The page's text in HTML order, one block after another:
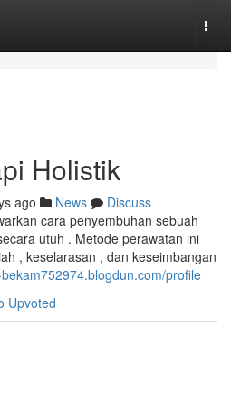
Holistik
ago News
Discuss
cara penyembuhan sebuah
utuh . Metode perawatan ini
, keselarasan , dan keseimbangan
profile
Upvoted